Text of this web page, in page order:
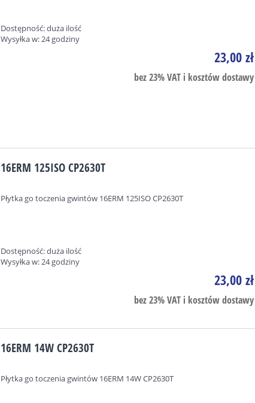
Dostępność:duża ilość
Wysyłka w:24 godziny
23,00 zł
bez 23% VAT i kosztów dostawy
16ERM 125ISO CP2630T
Płytka go toczenia gwintów 16ERM 125ISO CP2630T
Dostępność:duża ilość
Wysyłka w:24 godziny
23,00 zł
bez 23% VAT i kosztów dostawy
16ERM 14W CP2630T
Płytka go toczenia gwintów 16ERM 14W CP2630T